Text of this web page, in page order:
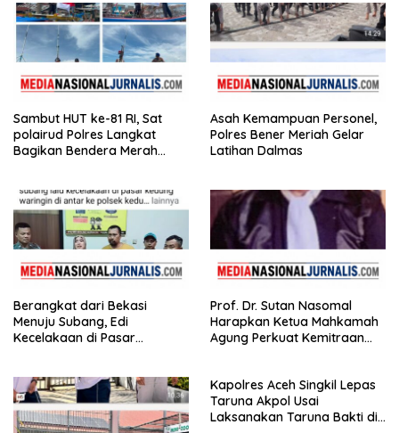
Sambut HUT ke-81 RI, Sat
polairud Polres Langkat
Bagikan Bendera Merah
Asah Kemampuan Personel,
Polres Bener Meriah Gelar
Latihan Dalmas
Berangkat dari Bekasi
Menuju Subang, Edi
Kecelakaan di Pasar
Nyawa Tidak
Prof. Dr. Sutan Nasomal
Harapkan Ketua Mahkamah
Agung Perkuat Kemitraan
Kapolres Aceh Singkil Lepas
Taruna Akpol Usai
Laksanakan Taruna Bakti di